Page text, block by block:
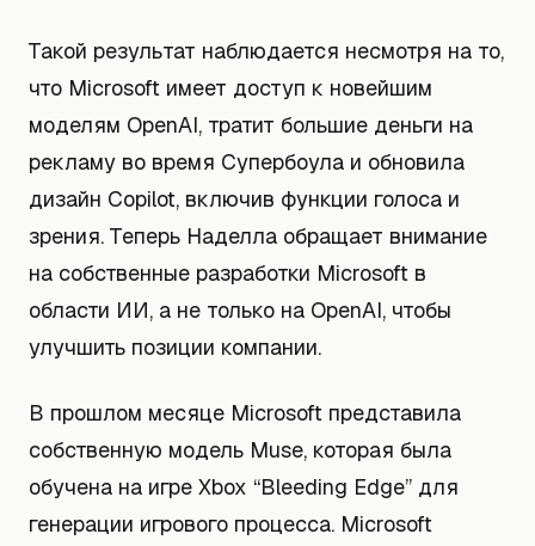
Такой результат наблюдается несмотря на то,
что Microsoft имеет доступ к новейшим
моделям OpenAI, тратит большие деньги на
рекламу во время Супербоула и обновила
дизайн Copilot, включив функции голоса и
зрения. Теперь Наделла обращает внимание
на собственные разработки Microsoft в
области ИИ, а не только на OpenAI, чтобы
улучшить позиции компании.
В прошлом месяце Microsoft представила
собственную модель Muse, которая была
обучена на игре Xbox “Bleeding Edge” для
генерации игрового процесса. Microsoft